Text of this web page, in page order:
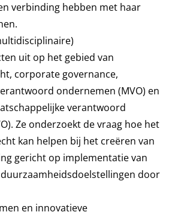
verbinding hebben met haar
uit op het gebied van
corporate governance,
ondernemen (MVO) en
verantwoord
Ze onderzoekt de vraag hoe het
kan helpen bij het creëren van
gericht op implementatie van
door
en innovatieve